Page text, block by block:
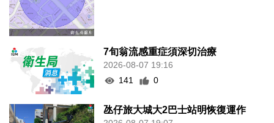
7旬翁流感重症須深切治療
2026-08-07 19:16
141
0
氹仔旅大城大2巴士站明恢復運作